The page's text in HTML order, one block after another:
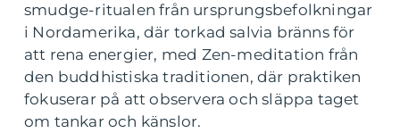
smudge-ritualen från ursprungsbefolkningar
i Nordamerika, där torkad salvia bränns för
att rena energier, med Zen-meditation från
den buddhistiska traditionen, där praktiken
fokuserar på att observera och släppa taget
om tankar och känslor.